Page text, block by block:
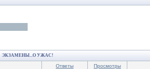
ЭКЗАМЕНЫ...О УЖАС!
Ответы Просмотры